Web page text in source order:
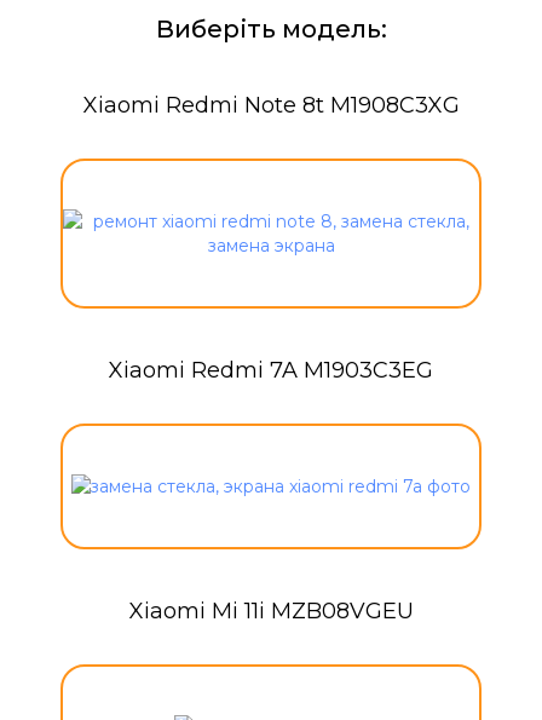
Виберіть модель:
Xiaomi Redmi Note 8t M1908C3XG
Xiaomi Redmi 7A M1903C3EG
Xiaomi Mi 11i MZB08VGEU